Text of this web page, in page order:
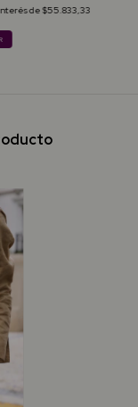
interés de$55.833,33